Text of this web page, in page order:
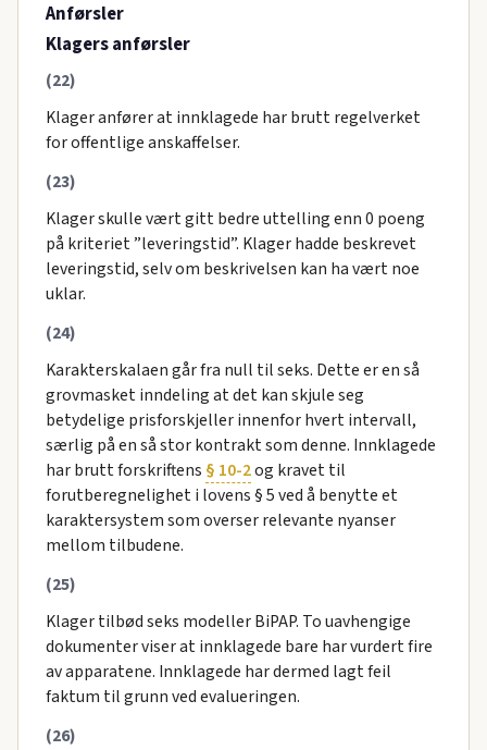
Anførsler
Klagers anførsler
(22)
Klager anfører at innklagede har brutt regelverket
for offentlige anskaffelser.
(23)
Klager skulle vært gitt bedre uttelling enn 0 poeng
på kriteriet ”leveringstid”. Klager hadde beskrevet
leveringstid, selv om beskrivelsen kan ha vært noe
uklar.
(24)
Karakterskalaen går fra null til seks. Dette er en så
grovmasket inndeling at det kan skjule seg
betydelige prisforskjeller innenfor hvert intervall,
særlig på en så stor kontrakt som denne. Innklagede
har brutt forskriftens § 10-2og kravet til
forutberegnelighet i lovens § 5 ved å benytte et
karaktersystem som overser relevante nyanser
mellom tilbudene.
(25)
Klager tilbød seks modeller BiPAP. To uavhengige
dokumenter viser at innklagede bare har vurdert fire
av apparatene. Innklagede har dermed lagt feil
faktum til grunn ved evalueringen.
(26)